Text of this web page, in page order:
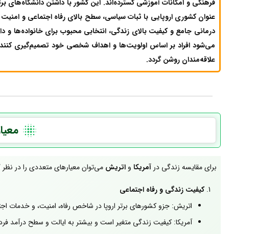
فرهنگی و امکانات آموزشی گسترده‌اند. این کشور با داشتن دانشگاه‌های
عنوان کشوری اروپایی با ثبات سیاسی، سطح بالای رفاه اجتماعی و
درمانی جامع و کیفیت بالای زندگی، انتخابی محبوب برای
می‌شود افراد بر اساس اولویت‌ها و اهداف شخصی خود تصمیم‌گیری کنند.
علاقه‌مندان روشن گردد.
برای مقایسه زندگی در آمریکا و اتریش می‌توان معیارهای متعددی را در
کیفیت زندگی و رفاه اجتماعی
اتریش: جزو کشورهای برتر اروپا در شاخص رفاه، امنیت، و خدمات
آمریکا: کیفیت زندگی متغیر است و بیشتر به ایالت و سطح درآمد